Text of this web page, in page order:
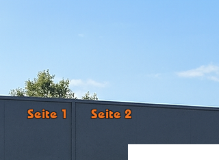
Seite 1 Seite 2